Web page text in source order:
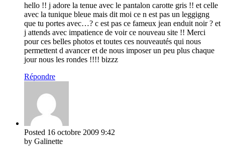
hello !! j adore la tenue avec le pantalon carotte gris !! et celle
avec la tunique bleue mais dit moi ce n est pas un leggigng
que tu portes avec…? c est pas ce fameux jean enduit noir ? et
j attends avec impatience de voir ce nouveau site !! Merci
pour ces belles photos et toutes ces nouveautés qui nous
permettent d avancer et de nous imposer un peu plus chaque
jour nous les rondes !!!! bizzz
Répondre
Posted 16 octobre 2009 9:42
by Galinette